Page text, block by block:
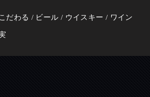
だわる / ビール / ウイスキー / ワイン